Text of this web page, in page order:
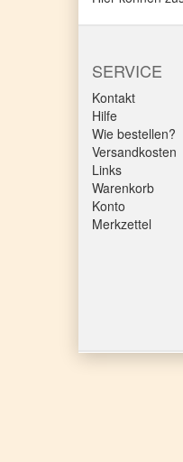
SERVICE
Kontakt
Hilfe
Wie bestellen?
Versandkosten
Links
Warenkorb
Konto
Merkzettel